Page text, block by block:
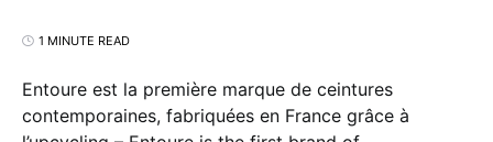
1 MINUTE READ
Entoure est la première marque de ceintures
contemporaines, fabriquées en France grâce à